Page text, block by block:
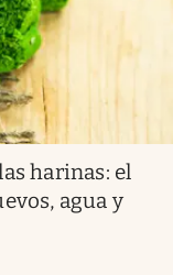
harinas: el
agua y